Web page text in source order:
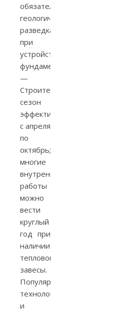
обязательно
геологическая
разведка
при
устройстве
фундамента.
—
Строительный
сезон
эффективнее
с апреля
по
октябрь;
многие
внутренние
работы
можно
вести
круглый
год при
наличии
тепловой
завесы.
Популярные
технологии
и